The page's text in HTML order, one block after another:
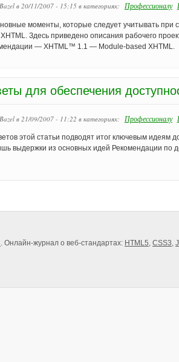
в 20/11/2007 - 15:15 в категориях: Профессионалу
моменты, которые следует учитывать при
Здесь приведено описания рабочего
— XHTML™ 1.1 — Module-based XHTML.
для обеспечения
в 21/09/2007 - 11:22 в категориях: Профессионалу
этой статьи подводят итог ключевым идеям
выдержки из основных идей Рекомендации по
. Онлайн-журнал о веб-стандартах: HTML5, CSS3,